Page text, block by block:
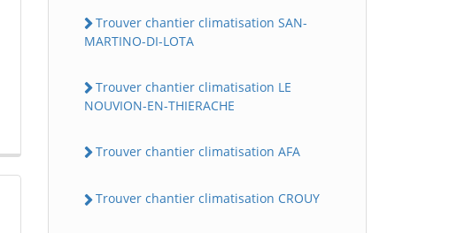
Trouver chantier climatisation SAN-
MARTINO-DI-LOTA
Trouver chantier climatisation LE
NOUVION-EN-THIERACHE
Trouver chantier climatisation AFA
Trouver chantier climatisation CROUY